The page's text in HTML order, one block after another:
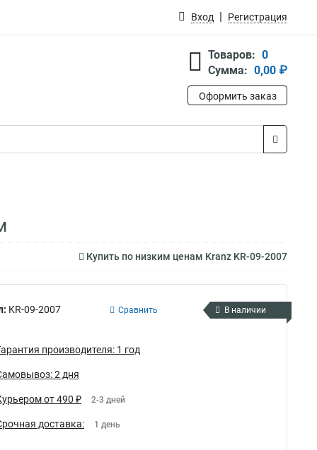
Вход Регистрация
Товаров: 0
Сумма: 0,00 ₽
Оформить заказ
Купить по низким ценам Kranz KR-09-2007
KR-09-2007 Сравнить В наличии
производителя: 1 год
2 дня
от 490 ₽ 2-3 дней
доставка: 1 день